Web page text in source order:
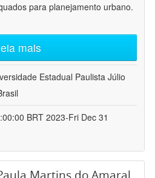
para planejamento urbano.
mais
Estadual Paulista Júlio
BRT 2023-Fri Dec 31